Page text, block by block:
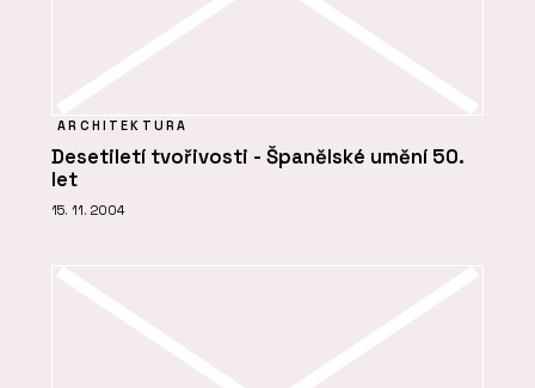
ARCHITEKTURA
Desetiletí tvořivosti - Španělské umění 50.
let
15. 11. 2004